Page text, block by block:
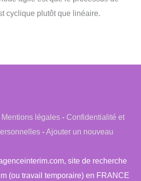
cyclique plutôt que linéaire.
Mentions légales- Confidentialité et
-Ajouter un nouveau
site de recherche
(ou travail temporaire) en FRANCE